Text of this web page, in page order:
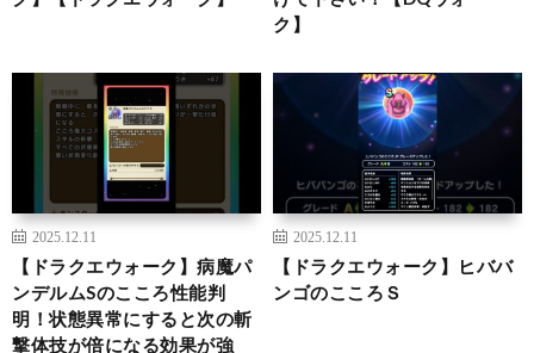
ク】
2025.12.11
【ドラクエウォーク】病魔パ
ンデルムSのこころ性能判
明！状態異常にすると次の斬
撃体技が倍になる効果が強
2025.12.11
【ドラクエウォーク】ヒババ
ンゴのこころＳ